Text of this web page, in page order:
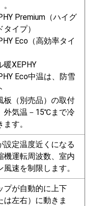
Premium（ハイグ
タイプ）
Eco（高効率タイ
暖XEPHY
Eco中温は、防雪
板（別売品）の取付
外気温－15℃まで冷
す。
設定温度近くになる
機運転周波数、室内
風速を制限します。
プが自動的に上下
は左右）に動きま